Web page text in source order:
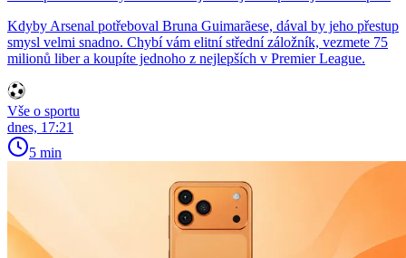
Kdyby Arsenal potřeboval Bruna Guimarãese, dával by jeho přestup
smysl velmi snadno. Chybí vám elitní střední záložník, vezmete 75
milionů liber a koupíte jednoho z nejlepších v Premier League.
Vše o sportu
dnes, 17:21
5 min